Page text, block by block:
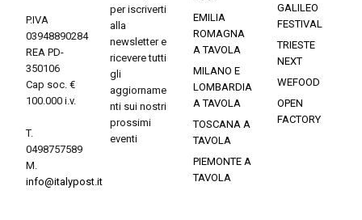
P.IVA
03948890284
REA PD-
350106
Cap soc. €
100.000 i.v.
T.
0498757589
M.
info@italypost.it
per iscriverti
alla
newsletter e
ricevere tutti
gli
aggiorname
nti sui nostri
prossimi
eventi
EMILIA
ROMAGNA
A TAVOLA
MILANO E
LOMBARDIA
A TAVOLA
TOSCANA A
TAVOLA
PIEMONTE A
TAVOLA
GALILEO
FESTIVAL
TRIESTE
NEXT
WEFOOD
OPEN
FACTORY